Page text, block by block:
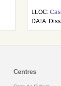
LLOC:
DATA:
Centres